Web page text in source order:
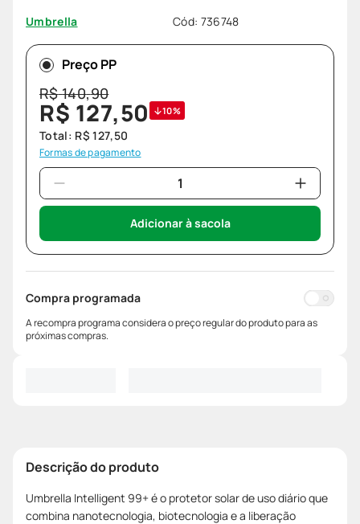
Umbrella
Cód: 736748
Preço PP
R$140,90
R$ 127,50 10%
Total: R$ 127,50
Formas de pagamento
Adicionar à sacola
Compra programada
A recompra programa considera o preço regular do produto para as
próximas compras.
Descrição do produto
Umbrella Intelligent 99+ é o protetor solar de uso diário que
combina nanotecnologia, biotecnologia e a liberação